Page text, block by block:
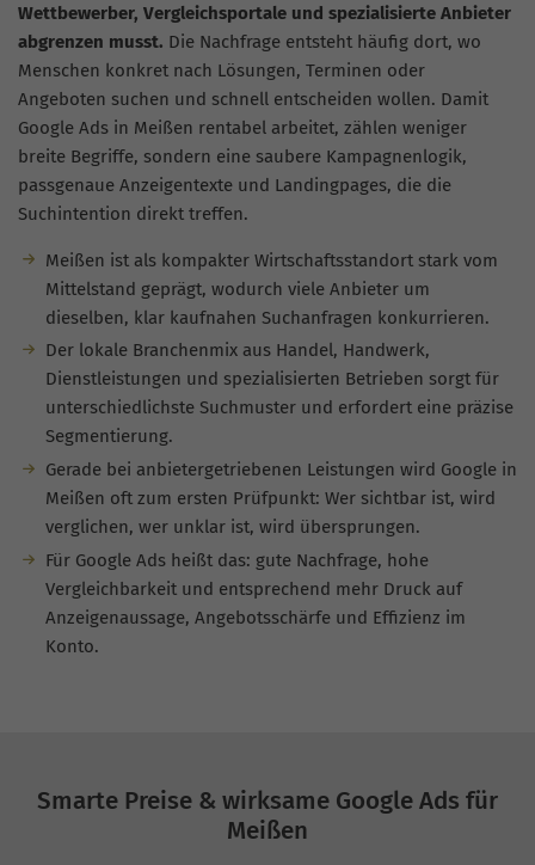
Wettbewerber, Vergleichsportale und spezialisierte Anbieter
abgrenzen musst. Die Nachfrage entsteht häufig dort, wo
Menschen konkret nach Lösungen, Terminen oder
Angeboten suchen und schnell entscheiden wollen. Damit
Google Ads in Meißen rentabel arbeitet, zählen weniger
breite Begriffe, sondern eine saubere Kampagnenlogik,
passgenaue Anzeigentexte und Landingpages, die die
Suchintention direkt treffen.
Meißen ist als kompakter Wirtschaftsstandort stark vom
Mittelstand geprägt, wodurch viele Anbieter um
dieselben, klar kaufnahen Suchanfragen konkurrieren.
Der lokale Branchenmix aus Handel, Handwerk,
Dienstleistungen und spezialisierten Betrieben sorgt für
unterschiedlichste Suchmuster und erfordert eine präzise
Segmentierung.
Gerade bei anbietergetriebenen Leistungen wird Google in
Meißen oft zum ersten Prüfpunkt: Wer sichtbar ist, wird
verglichen, wer unklar ist, wird übersprungen.
Für Google Ads heißt das: gute Nachfrage, hohe
Vergleichbarkeit und entsprechend mehr Druck auf
Anzeigenaussage, Angebotsschärfe und Effizienz im
Konto.
Smarte Preise & wirksame Google Ads für
Meißen